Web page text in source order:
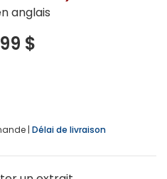
anglais
$
| Délai de livraison